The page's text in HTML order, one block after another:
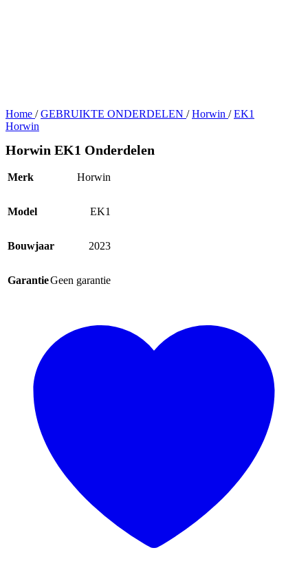
Home / GEBRUIKTE ONDERDELEN / Horwin / EK1
Horwin
Horwin EK1 Onderdelen
Merk Horwin
Model EK1
Bouwjaar 2023
GarantieGeen garantie